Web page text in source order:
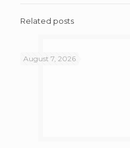
Related posts
August 7, 2026